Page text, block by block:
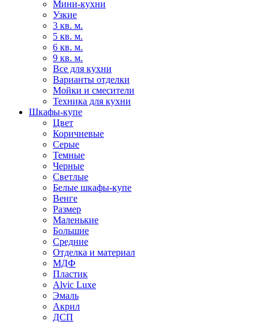
Мини-кухни
Узкие
3 кв. м.
5 кв. м.
6 кв. м.
9 кв. м.
Все для кухни
Варианты отделки
Мойки и смесители
Техника для кухни
Шкафы-купе
Цвет
Коричневые
Серые
Темные
Черные
Светлые
Белые шкафы-купе
Венге
Размер
Маленькие
Большие
Средние
Отделка и материал
МДФ
Пластик
Alvic Luxe
Эмаль
Акрил
ДСП